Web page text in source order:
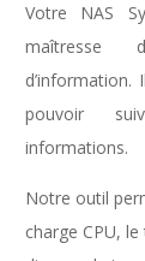
Votre NAS
maîtresse
pouvoir
informations.
Notre outil
charge CPU,